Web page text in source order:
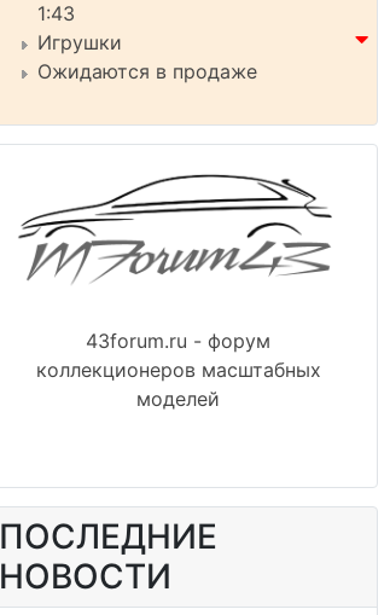
1:43
Игрушки
Ожидаются в продаже
43forum.ru - форум
коллекционеров масштабных
моделей
ПОСЛЕДНИЕ
НОВОСТИ